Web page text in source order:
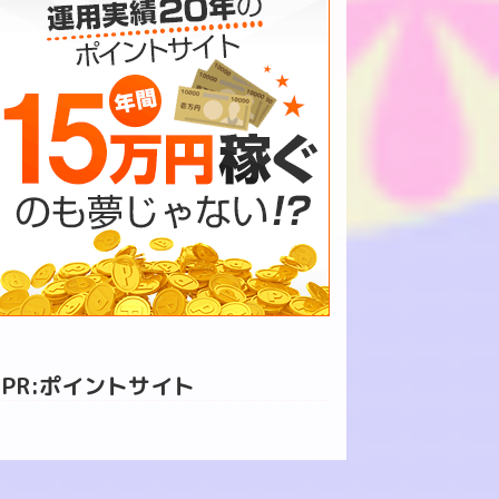
PR:ポイントサイト